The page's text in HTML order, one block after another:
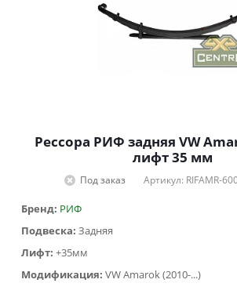
Рессора РИФ задняя VW
лифт 35 мм
Под заказ Артикул: RIFAMR-
Бренд: РИФ
Подвеска: Задняя
Лифт: +35мм
Модификация: VW Amarok (2010-...)